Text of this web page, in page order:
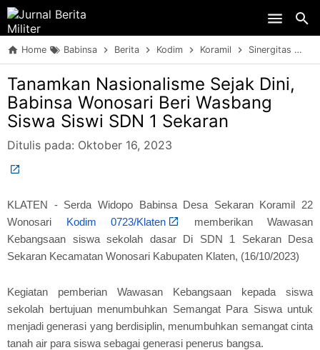
Home Babinsa Berita Kodim Koramil Sinergitas
Tanamkan Nasionalisme Sejak Dini,
Babinsa Wonosari Beri Wasbang
Siswa Siswi SDN 1 Sekaran
Ditulis pada: Oktober 16, 2023
KLATEN - Serda Widopo Babinsa Desa Sekaran Koramil 22
Wonosari
Kodim 0723/Klaten
memberikan Wawasan
Kebangsaan siswa sekolah dasar Di SDN 1 Sekaran Desa
Sekaran Kecamatan Wonosari Kabupaten Klaten, (16/10/2023)
Kegiatan pemberian Wawasan Kebangsaan kepada siswa
sekolah bertujuan menumbuhkan Semangat Para Siswa untuk
menjadi generasi yang berdisiplin, menumbuhkan semangat cinta
tanah air para siswa sebagai generasi penerus bangsa.